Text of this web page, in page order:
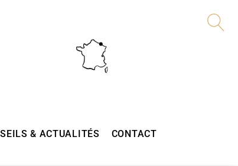
& ACTUALITÉS CONTACT